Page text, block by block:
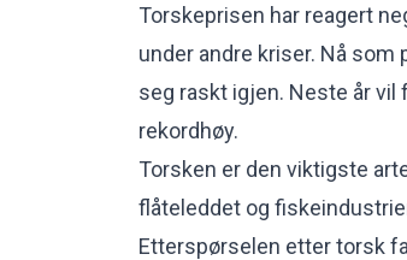
Torskeprisen har reagert
under andre kriser. Nå
seg raskt igjen. Neste år
rekordhøy.
Torsken er den viktigste
flåteleddet og
Etterspørselen etter torsk